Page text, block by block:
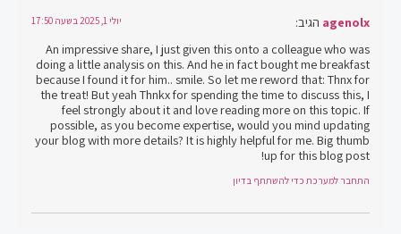
agenolx הגיב: יולי 1, 2025 בשעה 17:50
An impressive share, I just given this onto a colleague who was
doing a little analysis on this. And he in fact bought me breakfast
because I found it for him.. smile. So let me reword that: Thnx for
the treat! But yeah Thnkx for spending the time to discuss this, I
feel strongly about it and love reading more on this topic. If
possible, as you become expertise, would you mind updating
your blog with more details? It is highly helpful for me. Big thumb
up for this blog post!
התחבר למערכת כדי להשתתף בדיון